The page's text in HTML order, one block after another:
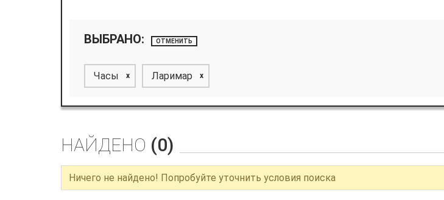
ВЫБРАНО: ОТМЕНИТЬ
Часы x Ларимар x
НАЙДЕНО (0)
Ничего не найдено! Попробуйте уточнить условия поиска